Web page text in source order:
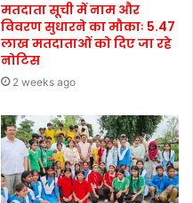
मतदाता सूची में नाम और
विवरण सुधारने का मौकाः 5.47
लाख मतदाताओं को दिए जा रहे
नोटिस
2 weeks ago